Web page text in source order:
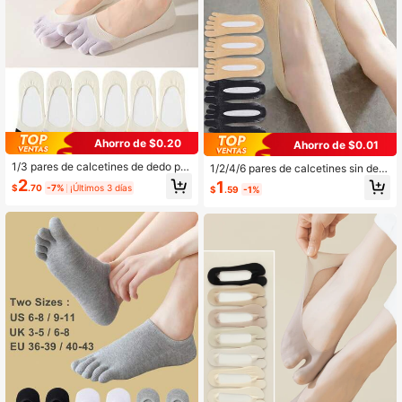
Ahorro de $0.20
1/3 pares de calcetines de dedo par
a mujer de primavera/verano, calce
tines invisibles tipo barco, calcetine
miento de baja altura, sin fugas de b
ordes, calcetines de cinco dedos de
color contrastante
$2.70 -7% ¡Últimos 3 días
Ahorro de $0.01
1/2/4/6 pares de calcetines sin ded
os para mujer, calcetines invisibles
antideslizantes de corte bajo y delg
$1 .59 -1%